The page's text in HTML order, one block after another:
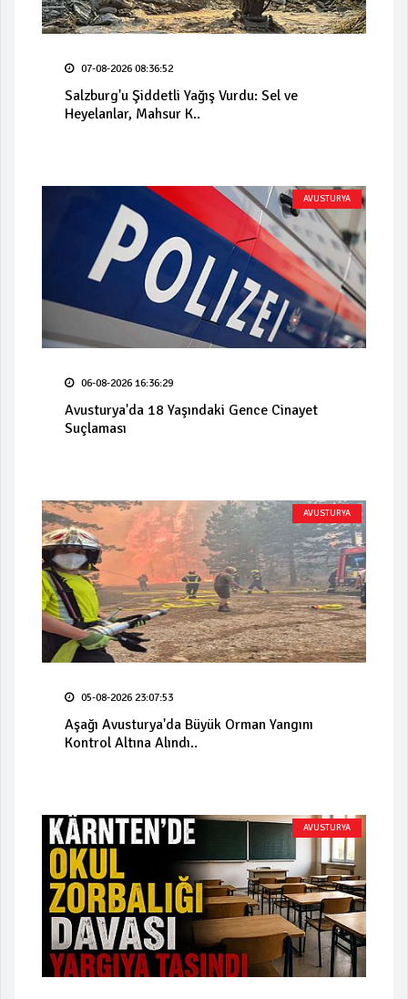
07-08-2026 08:36:52
Salzburg'u Şiddetli Yağış Vurdu: Sel ve
Heyelanlar, Mahsur K..
AVUSTURYA
06-08-2026 16:36:29
Avusturya'da 18 Yaşındaki Gence Cinayet
Suçlaması
AVUSTURYA
05-08-2026 23:07:53
Aşağı Avusturya'da Büyük Orman Yangını
Kontrol Altına Alındı..
AVUSTURYA